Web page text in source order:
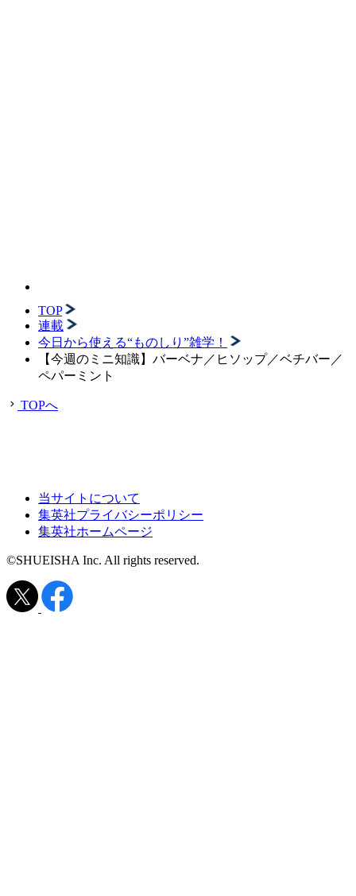
TOP
連載
今日から使える“ものしり”雑学！
【今週のミニ知識】バーベナ／ヒソップ／ベチバー／
ペパーミント
TOPへ
当サイトについて
集英社プライバシーポリシー
集英社ホームページ
©SHUEISHA Inc. All rights reserved.